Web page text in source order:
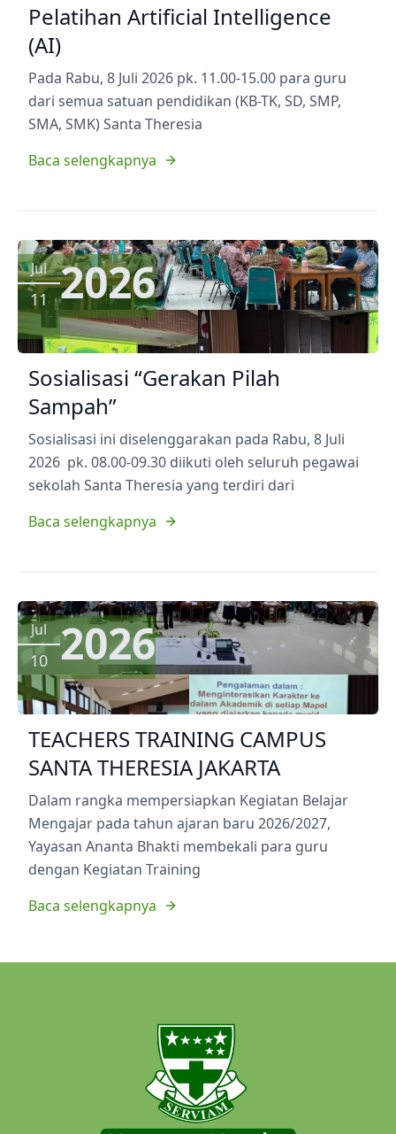
Pelatihan Artificial Intelligence
(AI)
Pada Rabu, 8 Juli 2026 pk. 11.00-15.00 para guru
dari semua satuan pendidikan (KB-TK, SD, SMP,
SMA, SMK) Santa Theresia
Baca selengkapnya
Jul
11 2026
Sosialisasi “Gerakan Pilah
Sampah”
Sosialisasi ini diselenggarakan pada Rabu, 8 Juli
2026 pk. 08.00-09.30 diikuti oleh seluruh pegawai
sekolah Santa Theresia yang terdiri dari
Baca selengkapnya
Jul
10 2026
TEACHERS TRAINING CAMPUS
SANTA THERESIA JAKARTA
Dalam rangka mempersiapkan Kegiatan Belajar
Mengajar pada tahun ajaran baru 2026/2027,
Yayasan Ananta Bhakti membekali para guru
dengan Kegiatan Training
Baca selengkapnya